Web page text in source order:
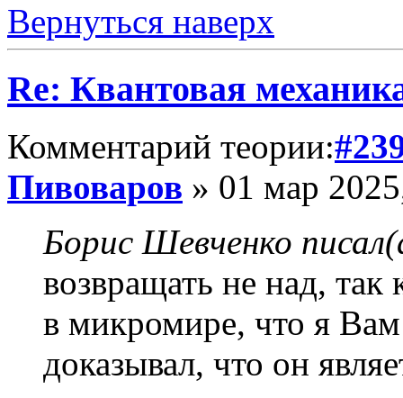
Вернуться наверх
Re: Квантовая
Комментарий теории:
Пивоваров » 01 мар
Борис Шевченко
возвращать не над,
в микромире, что я
доказывал, что он